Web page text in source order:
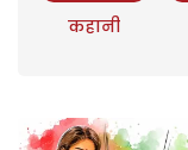
कहानी